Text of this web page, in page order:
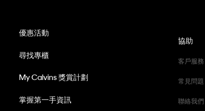
協助
客戶服務
常見問題
聯絡我們
優惠活動
尋找專櫃
My Calvins 獎賞計劃
掌握第一手資訊